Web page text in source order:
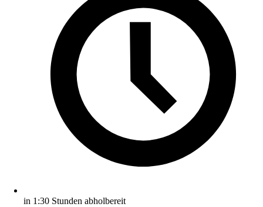
in 1:30 Stunden abholbereit